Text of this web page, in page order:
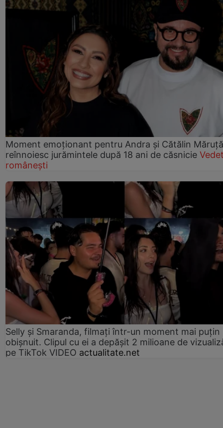
Moment emoționant pentru Andra și Cătălin
reînnoiesc jurămintele după 18 ani de căsnicie
românești
Selly și Smaranda, filmați într-un moment mai puțin
obișnuit. Clipul cu ei a depășit 2 milioane de
pe TikTok VIDEO actualitate.net